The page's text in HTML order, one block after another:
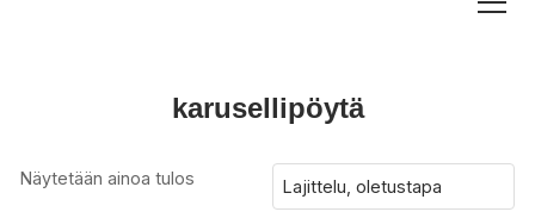
karusellipöytä
Näytetään ainoa tulos